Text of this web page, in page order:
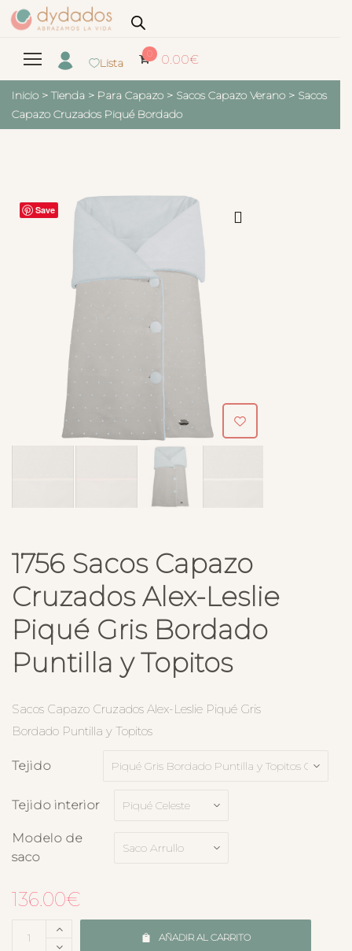
Lista
0 0.00€
Inicio > Tienda > Para Capazo > Sacos Capazo Verano > Sacos
Capazo Cruzados Piqué Bordado
Save
1756 Sacos Capazo
Cruzados Alex-Leslie
Piqué Gris Bordado
Puntilla y Topitos
Sacos Capazo Cruzados Alex-Leslie Piqué Gris
Bordado Puntilla y Topitos
Tejido
Tejido interior
Modelo de
saco
136.00€
AÑADIR AL CARRITO